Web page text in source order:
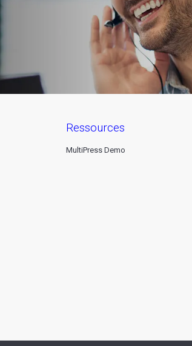
ressources
MultiPress Demo